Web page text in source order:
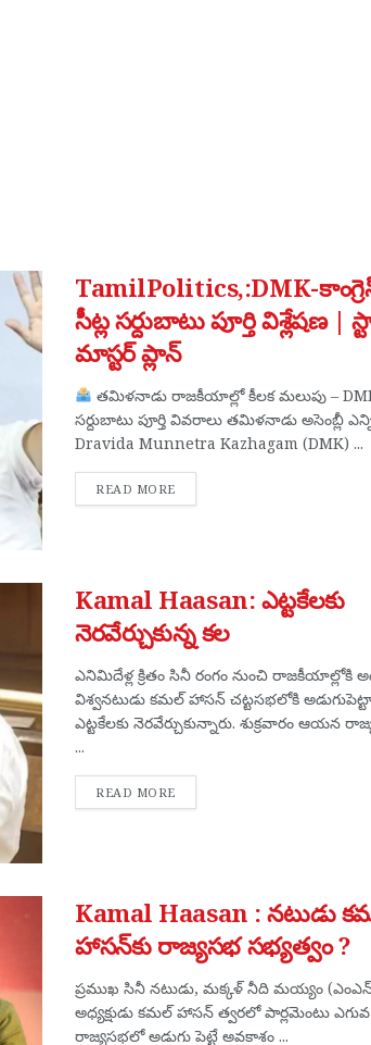
TamilPolitics,:DMK-
సీట్ల సర్దుబాటు పూర్తి విశ్లేషణ |
మాస్టర్ ప్లాన్
తమిళనాడు రాజకీయాల్లో కీలక మలుపు –
సర్దుబాటు పూర్తి వివరాలు తమిళనాడు అసెంబ్లీ
Dravida Munnetra Kazhagam (DMK) ...
READ MOREDETAILS
Kamal Haasan: ఎట్టకేలకు
నెరవేర్చుకున్న కల
ఎనిమిదేళ్ల క్రితం సినీ రంగం నుంచి రాజకీయాల్లోకి
విశ్వనటుడు కమల్ హాసన్ చట్టసభలోకి
ఎట్టకేలకు నెరవేర్చుకున్నారు. శుక్రవారం ఆయన
...
READ MOREDETAILS
Kamal Haasan : నటుడు
హాసన్‌కు రాజ్యసభ సభ్యత్వం ?
ప్రముఖ సినీ నటుడు, మక్కళ్ నీది మయ్యం
అధ్యక్షుడు కమల్ హాసన్ త్వరలో పార్లమెంటు
రాజ్యసభలో అడుగు పెట్టే అవకాశం ...